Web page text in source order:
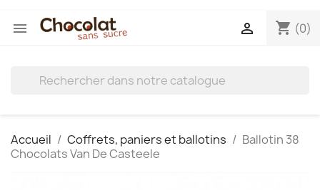
 shopping_cart (0)

Accueil Coffrets, paniers et ballotins
Ballotin 38
Chocolats Van De Casteele